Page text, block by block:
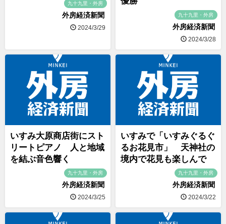
九十九里・外房
外房経済新聞
2024/3/29
九十九里・外房
外房経済新聞
2024/3/28
いすみ大原商店街にスト
リートピアノ 人と地域
を結ぶ音色響く
九十九里・外房
外房経済新聞
2024/3/25
いすみで「いすみぐるぐ
るお花見市」 天神社の
境内で花見も楽しんで
九十九里・外房
外房経済新聞
2024/3/22